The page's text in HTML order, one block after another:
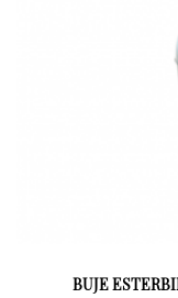
BUJE